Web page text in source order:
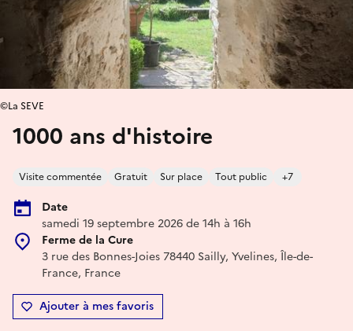
1000 ans d'histoire
Visite commentée Gratuit Sur place Tout public +7
Date
samedi 19 septembre 2026 de 14h à 16h
Ferme de la Cure
3 rue des Bonnes-Joies 78440 Sailly, Yvelines, Île-de-
France, France
Ajouter à mes favoris
©La SEVE